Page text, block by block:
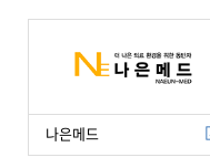
나은메드